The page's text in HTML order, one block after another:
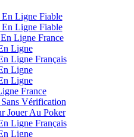
Ligne Fiable
Ligne Fiable
Ligne France
Ligne
Ligne Français
Ligne
Ligne
France
Vérification
Jouer Au Poker
Ligne Français
Ligne